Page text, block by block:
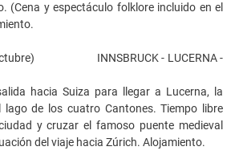
(Cena y espectáculo folklore incluido en el
Octubre) INNSBRUCK - LUCERNA -
hacia Suiza para llegar a Lucerna, la
lago de los cuatro Cantones. Tiempo libre
y cruzar el famoso puente medieval
del viaje hacia Zúrich. Alojamiento.